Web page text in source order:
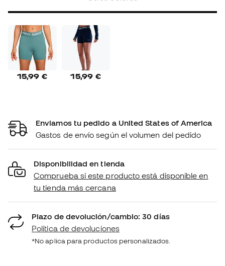
15,99 € 15,99 €
Enviamos tu pedido a United States of America
Gastos de envío según el volumen del pedido
Disponibilidad en tienda
Comprueba si este producto está disponible en
tu tienda más cercana
Plazo de devolución/cambio: 30 días
Política de devoluciones
*No aplica para productos personalizados.